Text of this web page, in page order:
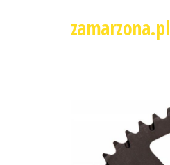
zamarzona.pl